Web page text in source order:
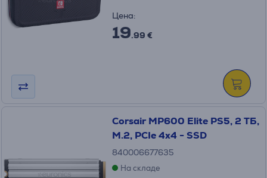
Цена:
19.99 €
Corsair MP600 Elite PS5, 2 ТБ,
M.2, PCIe 4x4 - SSD
840006677635
На складе